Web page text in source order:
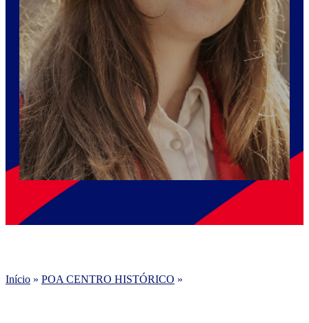
Início » POA CENTRO HISTÓRICO »